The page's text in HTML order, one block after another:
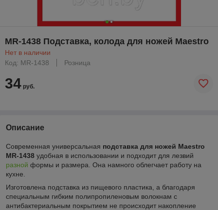
MR-1438 Подставка, колода для ножей Maestro
Нет в наличии
Код: MR-1438
Розница
34 руб.
Описание
Современная универсальная подставка для ножей Maestro
MR-1438 удобная в использовании и подходит для лезвий
разной формы и размера. Она намного облегчает работу на
кухне.
Изготовлена подставка из пищевого пластика, а благодаря
специальным гибким полипропиленовым волокнам с
антибактериальным покрытием не происходит накопление